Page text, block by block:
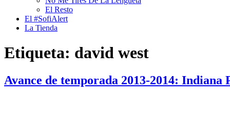
El Resto
El #SofiAlert
La Tienda
Etiqueta: david west
Avance de temporada 2013-2014: Indiana